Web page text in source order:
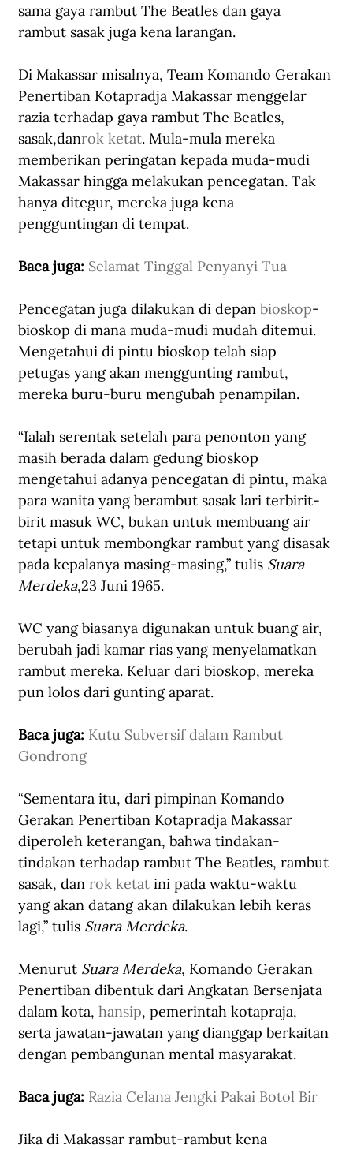
sama gaya rambut The Beatles dan gaya
rambut sasak juga kena larangan.
Di Makassar misalnya, Team Komando Gerakan
Penertiban Kotapradja Makassar menggelar
razia terhadap gaya rambut The Beatles,
sasak,danrok ketat. Mula-mula mereka
memberikan peringatan kepada muda-mudi
Makassar hingga melakukan pencegatan. Tak
hanya ditegur, mereka juga kena
pengguntingan di tempat.
Baca juga: Selamat Tinggal Penyanyi Tua
Pencegatan juga dilakukan di depan bioskop-
bioskop di mana muda-mudi mudah ditemui.
Mengetahui di pintu bioskop telah siap
petugas yang akan menggunting rambut,
mereka buru-buru mengubah penampilan.
“Ialah serentak setelah para penonton yang
masih berada dalam gedung bioskop
mengetahui adanya pencegatan di pintu, maka
para wanita yang berambut sasak lari terbirit-
birit masuk WC, bukan untuk membuang air
tetapi untuk membongkar rambut yang disasak
pada kepalanya masing-masing,” tulis Suara
Merdeka,23 Juni 1965.
WC yang biasanya digunakan untuk buang air,
berubah jadi kamar rias yang menyelamatkan
rambut mereka. Keluar dari bioskop, mereka
pun lolos dari gunting aparat.
Baca juga: Kutu Subversif dalam Rambut
Gondrong
“Sementara itu, dari pimpinan Komando
Gerakan Penertiban Kotapradja Makassar
diperoleh keterangan, bahwa tindakan-
tindakan terhadap rambut The Beatles, rambut
sasak, dan rok ketat ini pada waktu-waktu
yang akan datang akan dilakukan lebih keras
lagi,” tulis Suara Merdeka.
Menurut Suara Merdeka, Komando Gerakan
Penertiban dibentuk dari Angkatan Bersenjata
dalam kota, hansip, pemerintah kotapraja,
serta jawatan-jawatan yang dianggap berkaitan
dengan pembangunan mental masyarakat.
Baca juga: Razia Celana Jengki Pakai Botol Bir
Jika di Makassar rambut-rambut kena